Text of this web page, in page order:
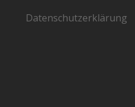
Datenschutzerklärung